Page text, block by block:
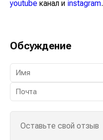
youtube канал и instagram.
Обсуждение